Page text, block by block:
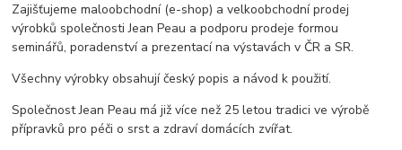
Zajišťujeme maloobchodní (e-shop) a velkoobchodní prodej
výrobků společnosti Jean Peau a podporu prodeje formou
seminářů, poradenství a prezentací na výstavách v ČR a SR.
Všechny výrobky obsahují český popis a návod k použití.
Společnost Jean Peau má již více než 25 letou tradici ve výrobě
přípravků pro péči o srst a zdraví domácích zvířat.